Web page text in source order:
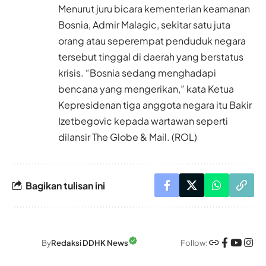
Menurut juru bicara kementerian keamanan
Bosnia, Admir Malagic, sekitar satu juta
orang atau seperempat penduduk negara
tersebut tinggal di daerah yang berstatus
krisis. “Bosnia sedang menghadapi
bencana yang mengerikan,” kata Ketua
Kepresidenan tiga anggota negara itu Bakir
Izetbegovic kepada wartawan seperti
dilansir The Globe & Mail. (ROL)
Bagikan tulisan ini
ByRedaksi DDHK News Follow: